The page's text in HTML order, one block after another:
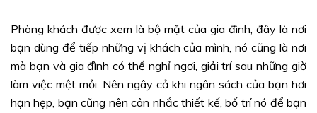
Phòng khách được xem là bộ mặt của gia đình, đây là nơi
bạn dùng để tiếp những vị khách của mình, nó cũng là nơi
mà bạn và gia đình có thể nghỉ ngơi, giải trí sau những giờ
làm việc mệt mỏi. Nên ngây cả khi ngân sách của bạn hơi
hạn hẹp, bạn cũng nên cân nhắc thiết kế, bố trí nó để bạn